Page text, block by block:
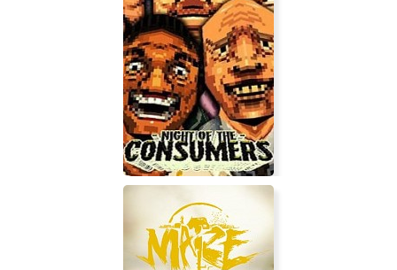
Tiny Traffic